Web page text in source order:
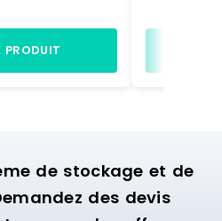
PRODUIT
le système
rouleaux
de faire
de stockage et de
des devis